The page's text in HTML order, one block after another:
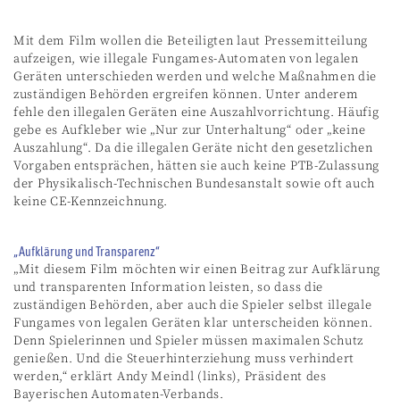
Mit dem Film wollen die Beteiligten laut Pressemitteilung
aufzeigen, wie illegale Fungames-Automaten von legalen
Geräten unterschieden werden und welche Maßnahmen die
zuständigen Behörden ergreifen können. Unter anderem
fehle den illegalen Geräten eine Auszahlvorrichtung. Häufig
gebe es Aufkleber wie „Nur zur Unterhaltung“ oder „keine
Auszahlung“. Da die illegalen Geräte nicht den gesetzlichen
Vorgaben entsprächen, hätten sie auch keine PTB-Zulassung
der Physikalisch-Technischen Bundesanstalt sowie oft auch
keine CE-Kennzeichnung.
„Aufklärung und Transparenz“
„Mit diesem Film möchten wir einen Beitrag zur Aufklärung
und transparenten Information leisten, so dass die
zuständigen Behörden, aber auch die Spieler selbst illegale
Fungames von legalen Geräten klar unterscheiden können.
Denn Spielerinnen und Spieler müssen maximalen Schutz
genießen. Und die Steuerhinterziehung muss verhindert
werden,“ erklärt Andy Meindl (links), Präsident des
Bayerischen Automaten-Verbands.